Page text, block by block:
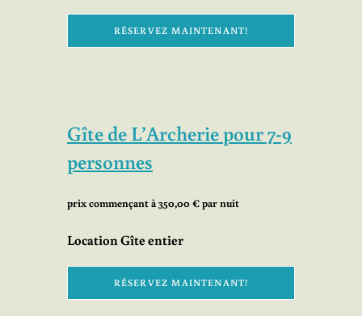
Gîte de L’Archerie pour 7-9
personnes
prix commençant à 350,00 € par nuit
Location Gîte entier